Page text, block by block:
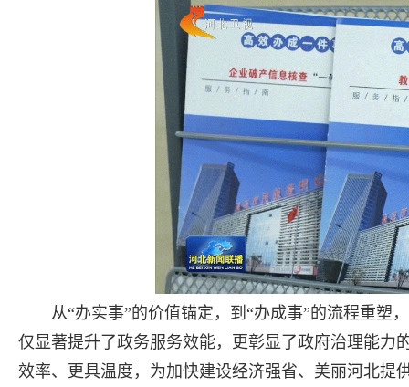
从“办实事”的价值锚定，到“办成事”的流程重塑
仅显著提升了政务服务效能，更彰显了政府治理能力
效率、更具温度，为加快建设经济强省、美丽河北提